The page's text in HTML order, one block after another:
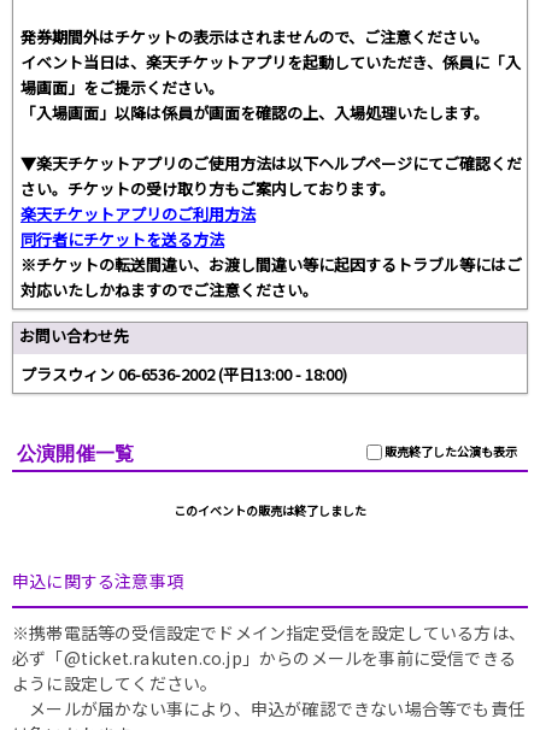
発券期間外はチケットの表示はされませんので、ご注意ください。
イベント当日は、楽天チケットアプリを起動していただき、係員に「入
場画面」をご提示ください。
「入場画面」以降は係員が画面を確認の上、入場処理いたします。
▼楽天チケットアプリのご使用方法は以下ヘルプページにてご確認くだ
さい。チケットの受け取り方もご案内しております。
楽天チケットアプリのご利用方法
同行者にチケットを送る方法
※チケットの転送間違い、お渡し間違い等に起因するトラブル等にはご
対応いたしかねますのでご注意ください。
お問い合わせ先
プラスウィン 06-6536-2002 (平日13:00 - 18:00)
販売終了した公演も表示
公演開催一覧
このイベントの販売は終了しました
申込に関する注意事項
※携帯電話等の受信設定でドメイン指定受信を設定している方は、
必ず「@ticket.rakuten.co.jp」からのメールを事前に受信できる
ように設定してください。
メールが届かない事により、申込が確認できない場合等でも責任